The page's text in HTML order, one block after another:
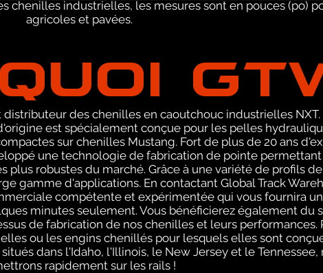
chenilles industrielles, les mesures sont en pouces (po)
agricoles et pavées.
distributeur des chenilles en caoutchouc industrielles
est spécialement conçue pour les pelles
sur chenilles Mustang. Fort de plus de 20 ans
une technologie de fabrication de pointe
robustes du marché. Grâce à une variété de profils
gamme d'applications. En contactant Global Track
compétente et expérimentée qui vous fournira
minutes seulement. Vous bénéficierez également du
de fabrication de nos chenilles et leurs performances.
ou les engins chenillés pour lesquels elles sont
dans l'Idaho, l'Illinois, le New Jersey et le Tennessee,
rapidement sur les rails !